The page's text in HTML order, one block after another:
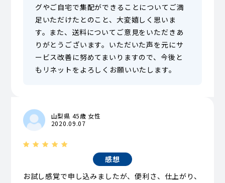
グやご自宅で集配ができることについてご満
足いただけたとのこと、大変嬉しく思いま
す。また、送料についてご意見をいただきあ
りがとうございます。いただいた声を元にサ
ービス改善に努めてまいりますので、今後と
もリネットをよろしくお願いいたします。
山梨県 45歳 女性
2020.09.07
感想
お試し感覚で申し込みましたが、便利さ、仕上がり、